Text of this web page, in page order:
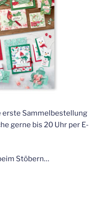
erste Sammelbestellung
gerne bis 20 Uhr per E-
Stöbern…